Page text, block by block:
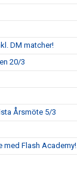
DM matcher!
20/3
Årsmöte 5/3
Flash Academy!